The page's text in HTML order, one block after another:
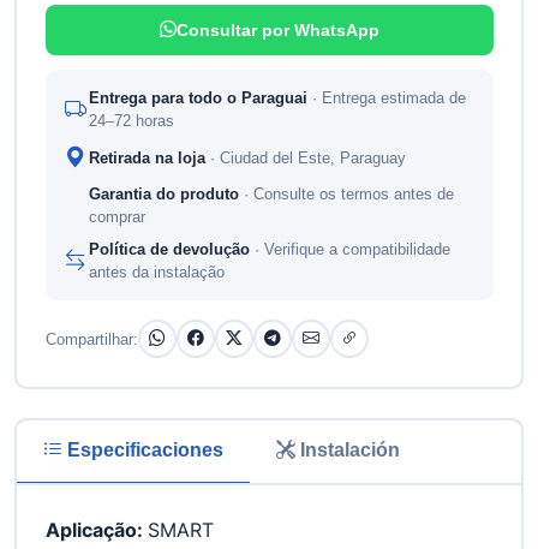
Consultar por WhatsApp
Entrega para todo o Paraguai · Entrega estimada de
24–72 horas
Retirada na loja · Ciudad del Este, Paraguay
Garantia do produto · Consulte os termos antes de
comprar
Política de devolução · Verifique a compatibilidade
antes da instalação
Compartilhar:
Especificaciones Instalación
Aplicação: SMART